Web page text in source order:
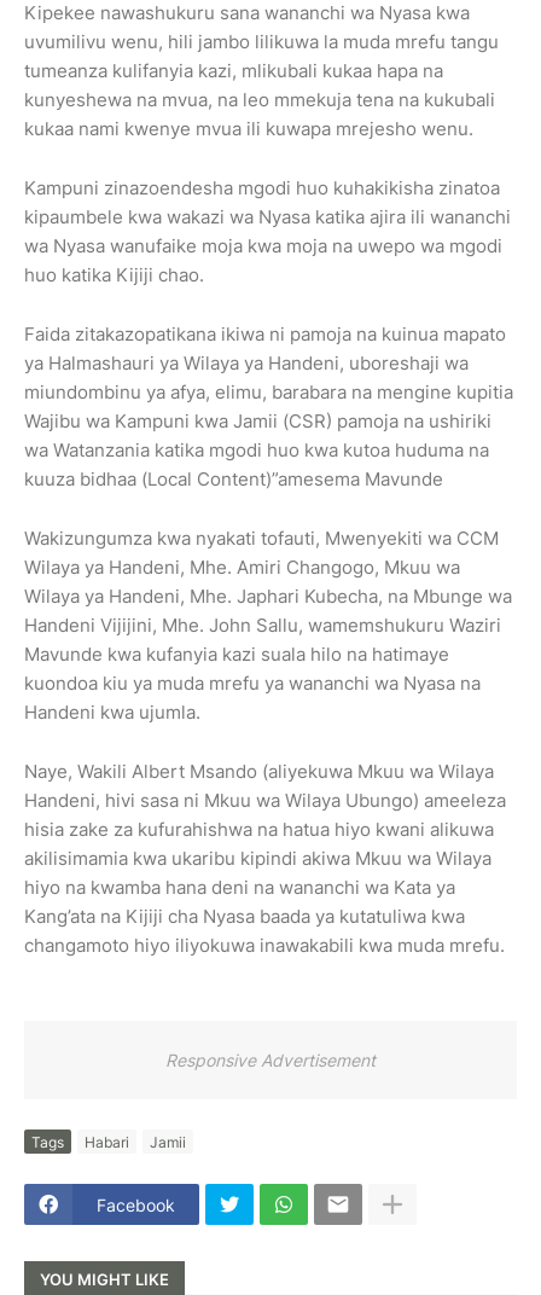
Kipekee nawashukuru sana wananchi wa Nyasa kwa
uvumilivu wenu, hili jambo lilikuwa la muda mrefu tangu
tumeanza kulifanyia kazi, mlikubali kukaa hapa na
kunyeshewa na mvua, na leo mmekuja tena na kukubali
kukaa nami kwenye mvua ili kuwapa mrejesho wenu.
Kampuni zinazoendesha mgodi huo kuhakikisha zinatoa
kipaumbele kwa wakazi wa Nyasa katika ajira ili wananchi
wa Nyasa wanufaike moja kwa moja na uwepo wa mgodi
huo katika Kijiji chao.
Faida zitakazopatikana ikiwa ni pamoja na kuinua mapato
ya Halmashauri ya Wilaya ya Handeni, uboreshaji wa
miundombinu ya afya, elimu, barabara na mengine kupitia
Wajibu wa Kampuni kwa Jamii (CSR) pamoja na ushiriki
wa Watanzania katika mgodi huo kwa kutoa huduma na
kuuza bidhaa (Local Content)”amesema Mavunde
Wakizungumza kwa nyakati tofauti, Mwenyekiti wa CCM
Wilaya ya Handeni, Mhe. Amiri Changogo, Mkuu wa
Wilaya ya Handeni, Mhe. Japhari Kubecha, na Mbunge wa
Handeni Vijijini, Mhe. John Sallu, wamemshukuru Waziri
Mavunde kwa kufanyia kazi suala hilo na hatimaye
kuondoa kiu ya muda mrefu ya wananchi wa Nyasa na
Handeni kwa ujumla.
Naye, Wakili Albert Msando (aliyekuwa Mkuu wa Wilaya
Handeni, hivi sasa ni Mkuu wa Wilaya Ubungo) ameeleza
hisia zake za kufurahishwa na hatua hiyo kwani alikuwa
akilisimamia kwa ukaribu kipindi akiwa Mkuu wa Wilaya
hiyo na kwamba hana deni na wananchi wa Kata ya
Kang’ata na Kijiji cha Nyasa baada ya kutatuliwa kwa
changamoto hiyo iliyokuwa inawakabili kwa muda mrefu.
Responsive Advertisement
Tags Habari Jamii
Facebook
YOU MIGHT LIKE